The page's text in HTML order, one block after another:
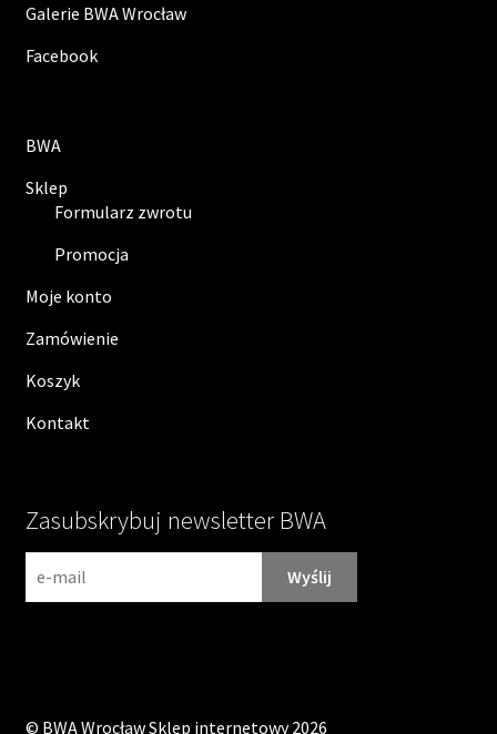
Galerie BWA Wrocław
Facebook
BWA
Sklep
Formularz zwrotu
Promocja
Moje konto
Zamówienie
Koszyk
Kontakt
Zasubskrybuj newsletter BWA
© BWA Wrocław Sklep internetowy2026